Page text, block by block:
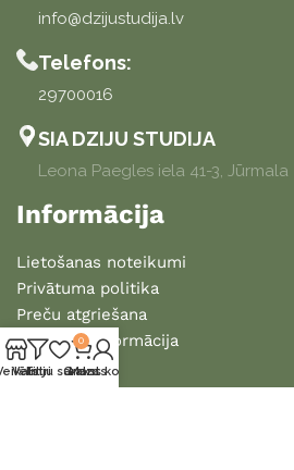
info@dzijustudija.lv
Telefons:
29700016
SIA DZIJU STUDIJA
Leona Paegles iela 41-3, Jūrmala
Informācija
Lietošanas noteikumi
Privātuma politika
Preču atgriešana
Piegādes informācija
Filtri
Vēlmju saraksts
0
Grozs
Mans konts